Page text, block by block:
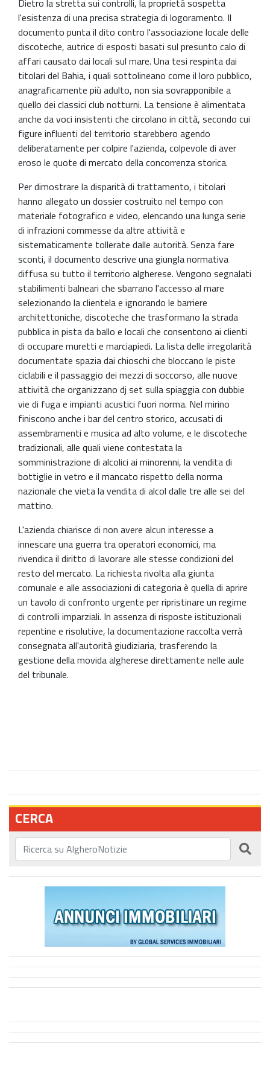
Dietro la stretta sui controlli, la proprietà sospetta
l'esistenza di una precisa strategia di logoramento. Il
documento punta il dito contro l'associazione locale delle
discoteche, autrice di esposti basati sul presunto calo di
affari causato dai locali sul mare. Una tesi respinta dai
titolari del Bahia, i quali sottolineano come il loro pubblico,
anagraficamente più adulto, non sia sovrapponibile a
quello dei classici club notturni. La tensione è alimentata
anche da voci insistenti che circolano in città, secondo cui
figure influenti del territorio starebbero agendo
deliberatamente per colpire l'azienda, colpevole di aver
eroso le quote di mercato della concorrenza storica.
Per dimostrare la disparità di trattamento, i titolari
hanno allegato un dossier costruito nel tempo con
materiale fotografico e video, elencando una lunga serie
di infrazioni commesse da altre attività e
sistematicamente tollerate dalle autorità. Senza fare
sconti, il documento descrive una giungla normativa
diffusa su tutto il territorio algherese. Vengono segnalati
stabilimenti balneari che sbarrano l'accesso al mare
selezionando la clientela e ignorando le barriere
architettoniche, discoteche che trasformano la strada
pubblica in pista da ballo e locali che consentono ai clienti
di occupare muretti e marciapiedi. La lista delle irregolarità
documentate spazia dai chioschi che bloccano le piste
ciclabili e il passaggio dei mezzi di soccorso, alle nuove
attività che organizzano dj set sulla spiaggia con dubbie
vie di fuga e impianti acustici fuori norma. Nel mirino
finiscono anche i bar del centro storico, accusati di
assembramenti e musica ad alto volume, e le discoteche
tradizionali, alle quali viene contestata la
somministrazione di alcolici ai minorenni, la vendita di
bottiglie in vetro e il mancato rispetto della norma
nazionale che vieta la vendita di alcol dalle tre alle sei del
mattino.
L'azienda chiarisce di non avere alcun interesse a
innescare una guerra tra operatori economici, ma
rivendica il diritto di lavorare alle stesse condizioni del
resto del mercato. La richiesta rivolta alla giunta
comunale e alle associazioni di categoria è quella di aprire
un tavolo di confronto urgente per ripristinare un regime
di controlli imparziali. In assenza di risposte istituzionali
repentine e risolutive, la documentazione raccolta verrà
consegnata all'autorità giudiziaria, trasferendo la
gestione della movida algherese direttamente nelle aule
del tribunale.
CERCA